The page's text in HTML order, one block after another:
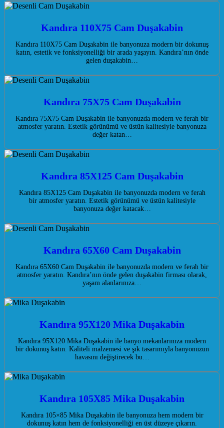
Kandıra 110X75 Cam Duşakabin
Kandıra 110X75 Cam Duşakabin ile banyonuza modern bir dokunuş
katın, estetik ve fonksiyonelliği bir arada yaşayın. Kandıra’nın önde
gelen duşakabin…
Kandıra 75X75 Cam Duşakabin
Kandıra 75X75 Cam Duşakabin ile banyonuzda modern ve ferah bir
atmosfer yaratın. Estetik görünümü ve üstün kalitesiyle banyonuza
değer katan…
Kandıra 85X125 Cam Duşakabin
Kandıra 85X125 Cam Duşakabin ile banyonuzda modern ve ferah
bir atmosfer yaratın. Estetik görünümü ve üstün kalitesiyle
banyonuza değer katacak…
Kandıra 65X60 Cam Duşakabin
Kandıra 65X60 Cam Duşakabin ile banyonuzda modern ve ferah bir
atmosfer yaratın. Kandıra’nın önde gelen duşakabin firması olarak,
yaşam alanlarınıza…
Kandıra 95X120 Mika Duşakabin
Kandıra 95X120 Mika Duşakabin ile banyo mekanlarınıza modern
bir dokunuş katın. Kaliteli malzemesi ve şık tasarımıyla banyonuzun
havasını değiştirecek bu…
Kandıra 105X85 Mika Duşakabin
Kandıra 105×85 Mika Duşakabin ile banyonuza hem modern bir
dokunuş katın hem de fonksiyonelliği en üst düzeye çıkarın.